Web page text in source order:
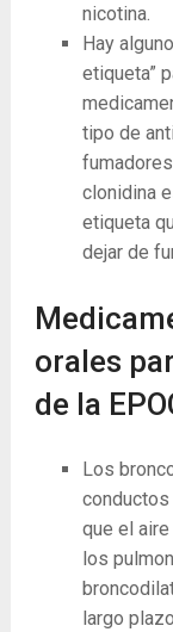
nicotina.
Hay
etiqueta”
tipo de
clonidina
etiqueta
dejar de
orales
de la
Los
que el
los
largo